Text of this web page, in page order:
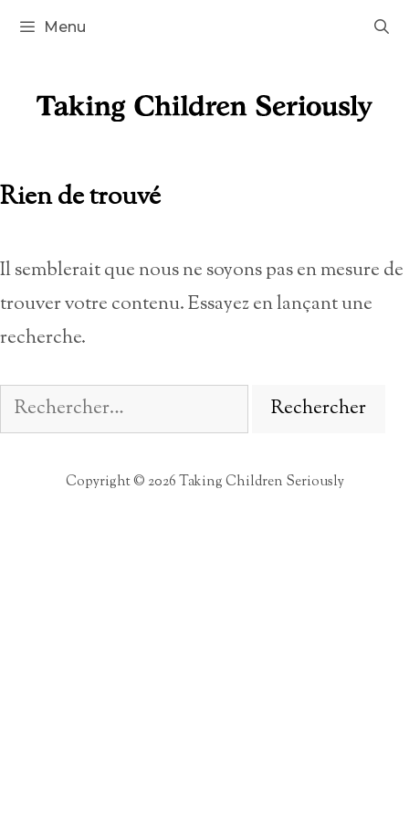
Aller
Menu
Rien de trouvé
Il semblerait que nous ne soyons pas en mesure de
trouver votre contenu. Essayez en lançant une
recherche.
Rechercher :
Copyright © 2026 Taking Children Seriously